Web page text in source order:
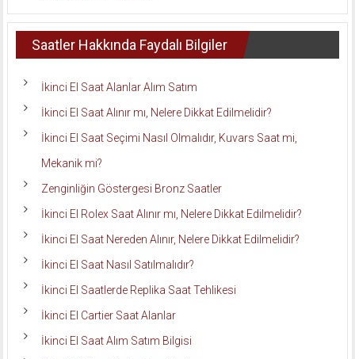
Saatler Hakkında Faydalı Bilgiler
İkinci El Saat Alanlar Alım Satım
İkinci El Saat Alınır mı, Nelere Dikkat Edilmelidir?
İkinci El Saat Seçimi Nasıl Olmalıdır, Kuvars Saat mi,
Mekanik mi?
Zenginliğin Göstergesi Bronz Saatler
İkinci El Rolex Saat Alınır mı, Nelere Dikkat Edilmelidir?
İkinci El Saat Nereden Alınır, Nelere Dikkat Edilmelidir?
İkinci El Saat Nasıl Satılmalıdır?
İkinci El Saatlerde Replika Saat Tehlikesi
İkinci El Cartier Saat Alanlar
İkinci El Saat Alım Satım Bilgisi